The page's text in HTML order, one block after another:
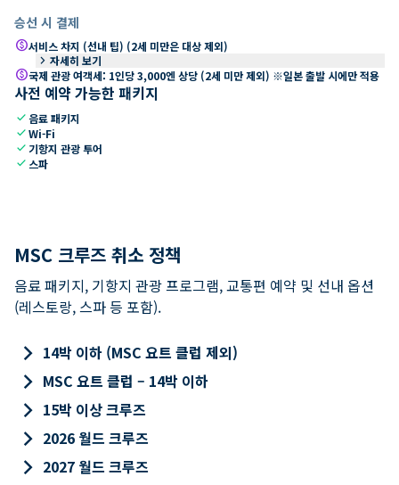
승선 시 결제
paid서비스 차지 (선내 팁) (2세 미만은 대상 제외)
keyboard_arrow_right 자세히 보기
paid국제 관광 여객세: 1인당 3,000엔 상당 (2세 미만 제외) ※일본 출발 시에만 적용
사전 예약 가능한 패키지
check 음료 패키지
checkWi-Fi
check 기항지 관광 투어
check 스파
MSC 크루즈 취소 정책
음료 패키지, 기항지 관광 프로그램, 교통편 예약 및 선내 옵션
(레스토랑, 스파 등 포함).
keyboard_arrow_right 14박 이하 (MSC 요트 클럽 제외)
keyboard_arrow_right MSC 요트 클럽 – 14박 이하
keyboard_arrow_right 15박 이상 크루즈
keyboard_arrow_right 2026 월드 크루즈
keyboard_arrow_right 2027 월드 크루즈